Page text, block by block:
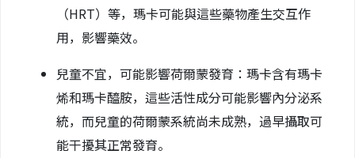
（HRT）等，瑪卡可能與這些藥物產生交互作
用，影響藥效。
兒童不宜，可能影響荷爾蒙發育：瑪卡含有瑪卡
烯和瑪卡醯胺，這些活性成分可能影響內分泌系
統，而兒童的荷爾蒙系統尚未成熟，過早攝取可
能干擾其正常發育。